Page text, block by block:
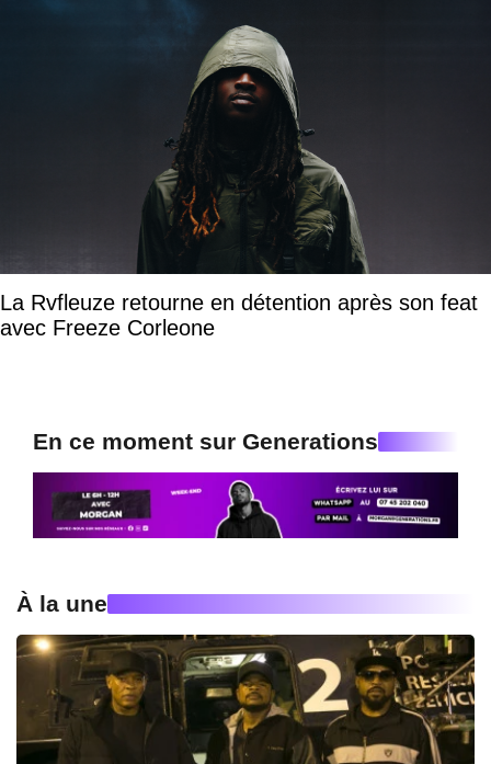
La Rvfleuze retourne en détention après son feat
avec Freeze Corleone
En ce moment sur Generations
À la une